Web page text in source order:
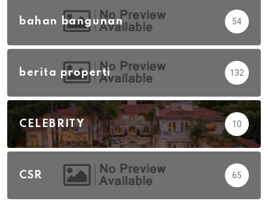
bahan bangunan 54
berita properti 132
CELEBRITY 10
CSR 65